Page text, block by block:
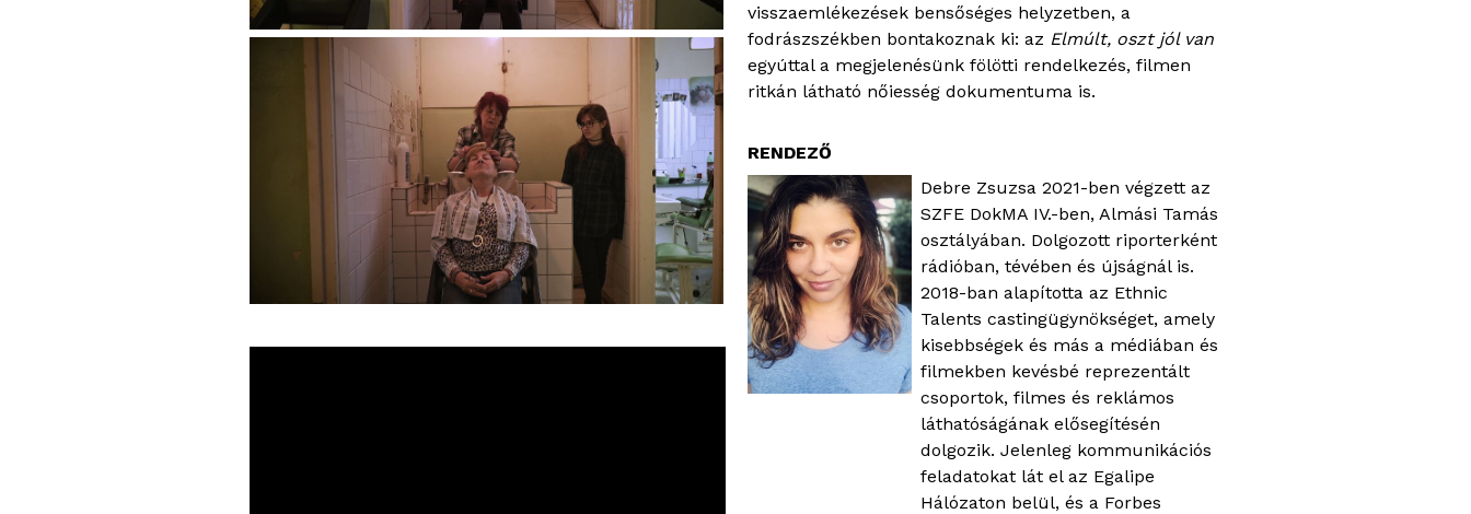
visszaemlékezések bensőséges helyzetben, a
fodrászszékben bontakoznak ki: az Elmúlt, oszt jól van
egyúttal a megjelenésünk fölötti rendelkezés, filmen
ritkán látható nőiesség dokumentuma is.
RENDEZŐ
Debre Zsuzsa 2021-ben végzett az
SZFE DokMA IV.-ben, Almási Tamás
osztályában. Dolgozott riporterként
rádióban, tévében és újságnál is.
2018-ban alapította az Ethnic
Talents castingügynökséget, amely
kisebbségek és más a médiában és
filmekben kevésbé reprezentált
csoportok, filmes és reklámos
láthatóságának elősegítésén
dolgozik. Jelenleg kommunikációs
feladatokat lát el az Egalipe
Hálózaton belül, és a Forbes